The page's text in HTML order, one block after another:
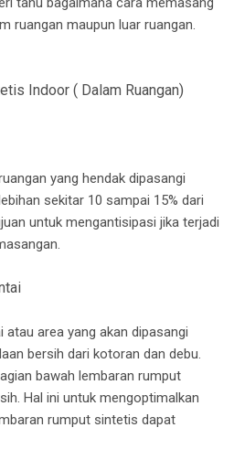
ruangan maupun luar ruangan.
Indoor ( Dalam Ruangan)
yang hendak dipasangi
sekitar 10 sampai 15% dari
untuk mengantisipasi jika terjadi
atau area yang akan dipasangi
bersih dari kotoran dan debu.
bawah lembaran rumput
Hal ini untuk mengoptimalkan
rumput sintetis dapat